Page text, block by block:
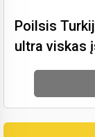
Poilsis
ultra viskas